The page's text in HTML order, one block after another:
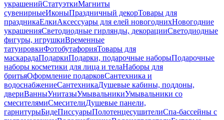
украшенийСтатуэткиМагниты
сувенирныеИконыПраздничный декорТовары для
праздникаЕлкиАксессуары для елей новогоднихНовогодние
украшенияСветодиодные гирлянды, декорацииСветодиодные
фигуры, игрушкиВременные
татуировкиФотобутафорияТовары для
маскарадаПодаркиПодарки, подарочные наборыПодарочные
наборы косметики для лица и телаНаборы для
бритьяОформление подарковСантехника и
водоснабжениеСантехникаДушевые кабины, поддоны,
двериВанныУнитазыУмывальникиУмывальники со
смесителямиСмесителиДушевые панели,
гарнитурыБидеПиссуарыПолотенцесушителиСпа-бассейны с